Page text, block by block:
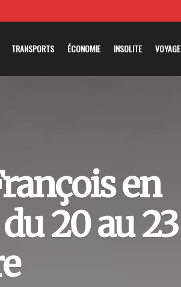
TRANSPORTS ÉCONOMIE INSOLITE VOYAGE
en
20 au 23